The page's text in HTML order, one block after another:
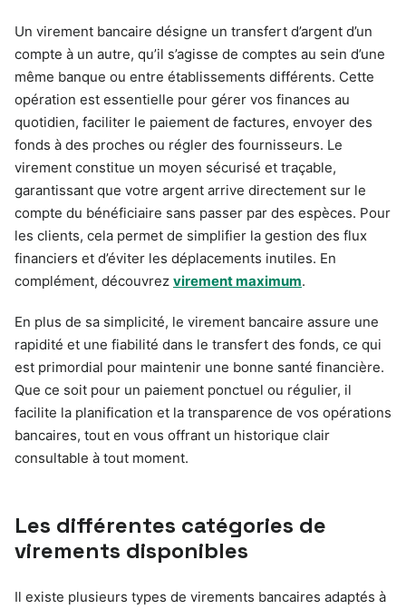
Un virement bancaire désigne un transfert d’argent d’un
compte à un autre, qu’il s’agisse de comptes au sein d’une
même banque ou entre établissements différents. Cette
opération est essentielle pour gérer vos finances au
quotidien, faciliter le paiement de factures, envoyer des
fonds à des proches ou régler des fournisseurs. Le
virement constitue un moyen sécurisé et traçable,
garantissant que votre argent arrive directement sur le
compte du bénéficiaire sans passer par des espèces. Pour
les clients, cela permet de simplifier la gestion des flux
financiers et d’éviter les déplacements inutiles. En
complément, découvrez virement maximum.
En plus de sa simplicité, le virement bancaire assure une
rapidité et une fiabilité dans le transfert des fonds, ce qui
est primordial pour maintenir une bonne santé financière.
Que ce soit pour un paiement ponctuel ou régulier, il
facilite la planification et la transparence de vos opérations
bancaires, tout en vous offrant un historique clair
consultable à tout moment.
Les différentes catégories de
virements disponibles
Il existe plusieurs types de virements bancaires adaptés à